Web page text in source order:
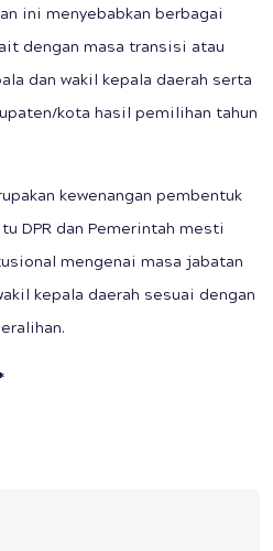
ini menyebabkan berbagai
dengan masa transisi atau
dan wakil kepala daerah serta
kota hasil pemilihan tahun
kewenangan pembentuk
DPR dan Pemerintah mesti
mengenai masa jabatan
kepala daerah sesuai dengan